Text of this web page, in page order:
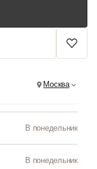
Москва
В понедельник
В понедельник